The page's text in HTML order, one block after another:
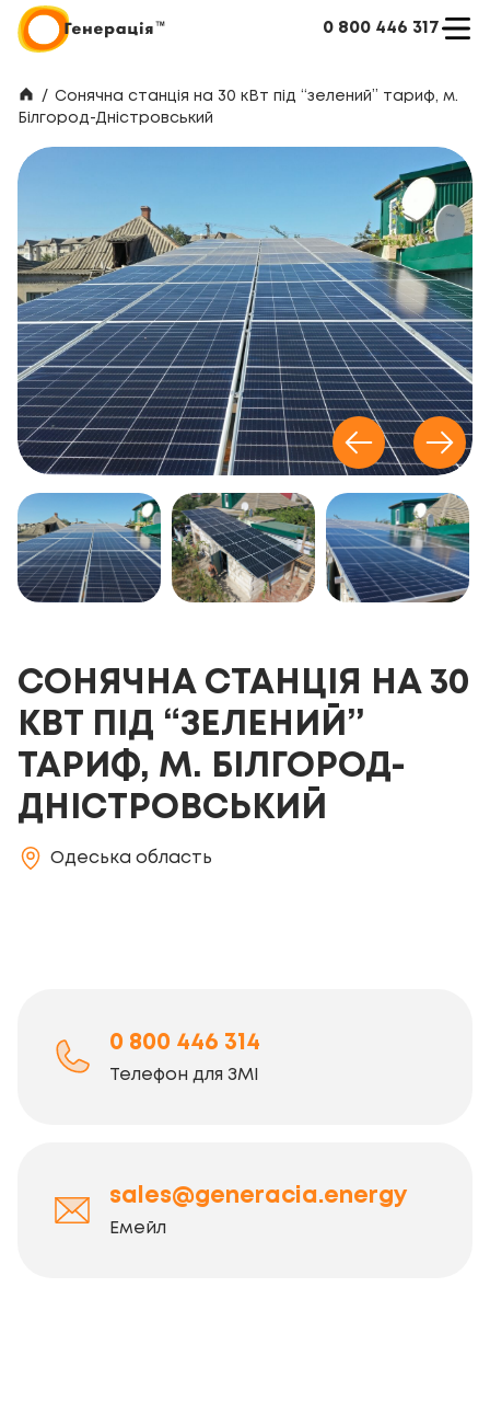
0 800 446 317
/ Сонячна станція на 30 кВт під “зелений” тариф, м.
Білгород-Дністровський
СОНЯЧНА СТАНЦІЯ НА 30
КВТ ПІД “ЗЕЛЕНИЙ”
ТАРИФ, М. БІЛГОРОД-
ДНІСТРОВСЬКИЙ
Одеська область
0 800 446 314
Телефон для ЗМІ
sales@generacia.energy
Емейл